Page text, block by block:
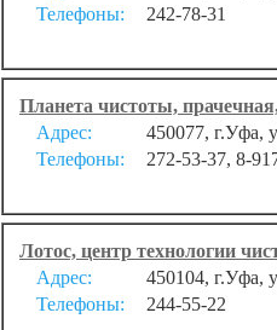
Телефоны:
242-78-31
Планета чистоты,
Адрес:
450077, г.Уфа,
Телефоны:
272-53-37, 8-
Лотос, центр технологии
Адрес:
450104, г.Уфа,
Телефоны:
244-55-22